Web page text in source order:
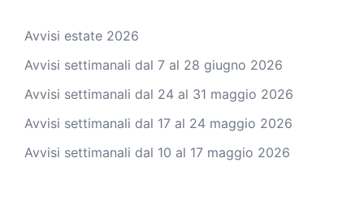
Avvisi estate 2026
Avvisi settimanali dal 7 al 28 giugno 2026
Avvisi settimanali dal 24 al 31 maggio 2026
Avvisi settimanali dal 17 al 24 maggio 2026
Avvisi settimanali dal 10 al 17 maggio 2026